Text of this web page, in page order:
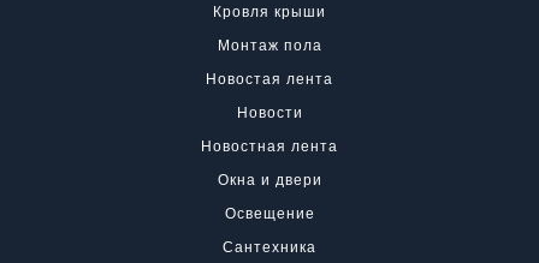
Кровля крыши
Монтаж пола
Новостая лента
Новости
Новостная лента
Окна и двери
Освещение
Сантехника